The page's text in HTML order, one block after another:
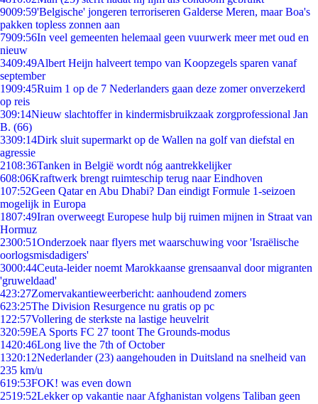
9009:59'Belgische' jongeren terroriseren Galderse Meren, maar Boa's
pakken topless zonnen aan
7909:56In veel gemeenten helemaal geen vuurwerk meer met oud en
nieuw
3409:49Albert Heijn halveert tempo van Koopzegels sparen vanaf
september
1909:45Ruim 1 op de 7 Nederlanders gaan deze zomer onverzekerd
op reis
309:14Nieuw slachtoffer in kindermisbruikzaak zorgprofessional Jan
B. (66)
3309:14Dirk sluit supermarkt op de Wallen na golf van diefstal en
agressie
2108:36Tanken in België wordt nóg aantrekkelijker
608:06Kraftwerk brengt ruimteschip terug naar Eindhoven
107:52Geen Qatar en Abu Dhabi? Dan eindigt Formule 1-seizoen
mogelijk in Europa
1807:49Iran overweegt Europese hulp bij ruimen mijnen in Straat van
Hormuz
2300:51Onderzoek naar flyers met waarschuwing voor 'Israëlische
oorlogsmisdadigers'
3000:44Ceuta-leider noemt Marokkaanse grensaanval door migranten
'gruweldaad'
423:27Zomervakantieweerbericht: aanhoudend zomers
623:25The Division Resurgence nu gratis op pc
1 22:57Vollering de sterkste na lastige heuvelrit
320:59EA Sports FC 27 toont The Grounds-modus
1420:46Long live the 7th of October
1320:12Nederlander (23) aangehouden in Duitsland na snelheid van
235 km/u
619:53FOK! was even down
2519:52Lekker op vakantie naar Afghanistan volgens Taliban geen